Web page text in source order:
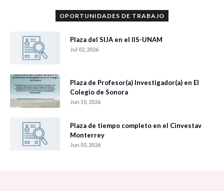
OPORTUNIDADES DE TRABAJO
Plaza del SIJA en el IIS-UNAM
Jul 02, 2026
Plaza de Profesor(a) Investigador(a) en El
Colegio de Sonora
Jun 10, 2026
Plaza de tiempo completo en el Cinvestav
Monterrey
Jun 03, 2026